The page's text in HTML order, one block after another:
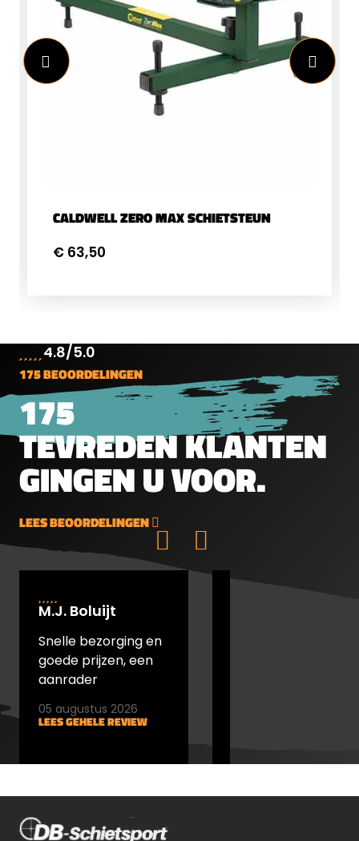
CALDWELL ZERO MAX SCHIETSTEUN
€ 63,50
4.8/5.0
175 BEOORDELINGEN
175
TEVREDEN KLANTEN
GINGEN U VOOR.
LEES BEOORDELINGEN
M.J. Boluijt
Snelle bezorging en
goede prijzen, een
aanrader
LEES GEHELE REVIEW
05 augustus 2026